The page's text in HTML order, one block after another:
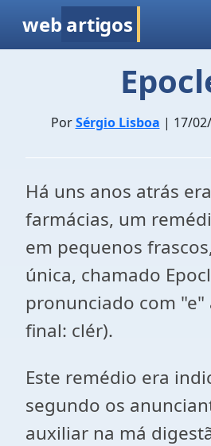
web artigos
PorSérgio Lisboa | 17/
Há uns anos atrás
farmácias, um
em pequenos
única, chamado
pronunciado com
final: clér).
Este remédio era
segundo os
auxiliar na má